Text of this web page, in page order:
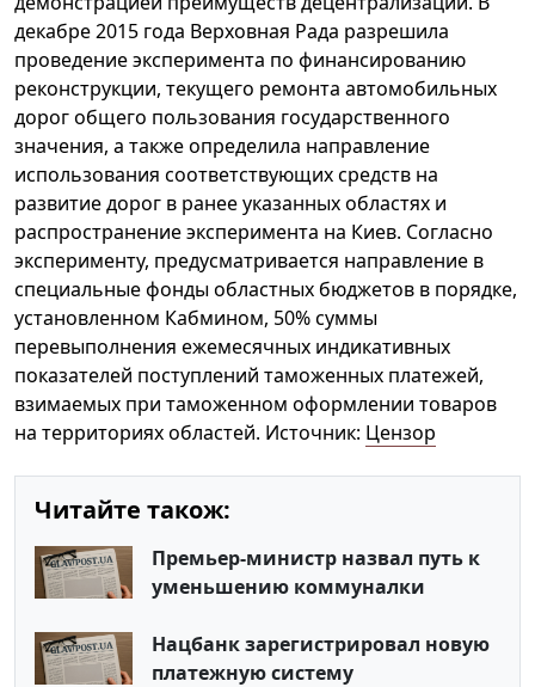
декабре 2015 года Верховная Рада разрешила
проведение эксперимента по финансированию
реконструкции, текущего ремонта автомобильных
дорог общего пользования государственного
значения, а также определила направление
использования соответствующих средств на
развитие дорог в ранее указанных областях и
распространение эксперимента на Киев. Согласно
эксперименту, предусматривается направление в
специальные фонды областных бюджетов в порядке,
установленном Кабмином, 50% суммы
перевыполнения ежемесячных индикативных
показателей поступлений таможенных платежей,
взимаемых при таможенном оформлении товаров
на территориях областей. Источник: Цензор
Читайте також:
Премьер-министр назвал путь к
уменьшению коммуналки
Нацбанк зарегистрировал новую
платежную систему